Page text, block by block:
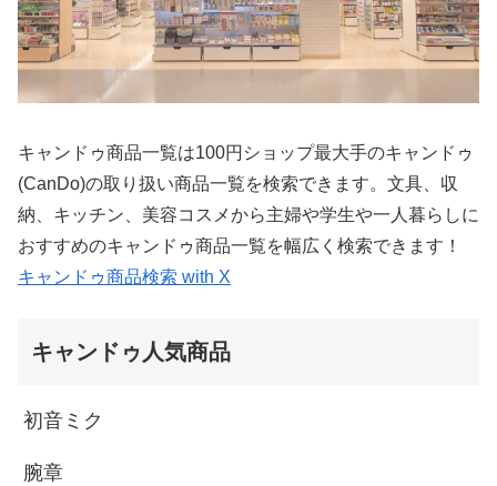
キャンドゥ商品一覧は100円ショップ最大手のキャンドゥ
(CanDo)の取り扱い商品一覧を検索できます。文具、収
納、キッチン、美容コスメから主婦や学生や一人暮らしに
おすすめのキャンドゥ商品一覧を幅広く検索できます！
キャンドゥ商品検索 with X
キャンドゥ人気商品
初音ミク
腕章